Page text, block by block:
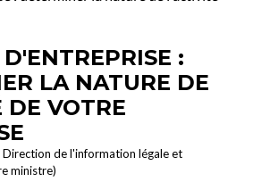
:
LA NATURE DE
DE VOTRE
de l'information légale et
ministre)